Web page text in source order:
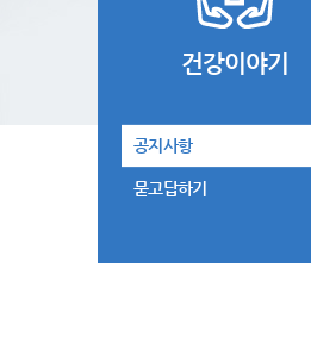
건강이야기
공지사항
묻고답하기